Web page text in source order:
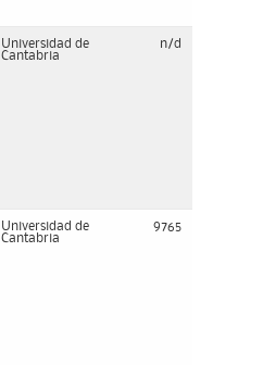
Universidad de
Cantabria
n/d
Universidad de
Cantabria
9765